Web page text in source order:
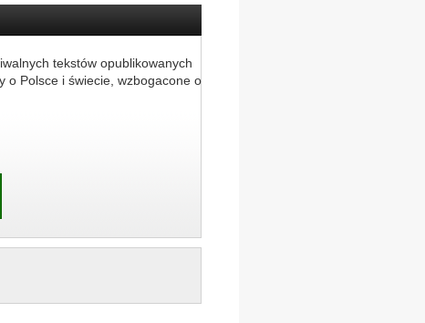
tekstów opublikowanych
o Polsce i świecie, wzbogacone o